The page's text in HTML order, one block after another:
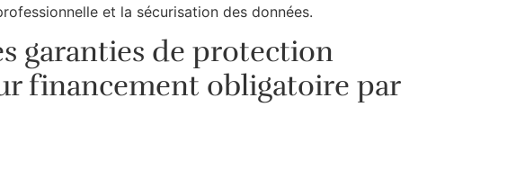
et la sécurisation des données.
garanties de protection
financement obligatoire par